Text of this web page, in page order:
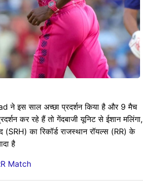
ने इस साल अच्छा प्रदर्शन किया है और 9 मैच
कर रहे हैं तो गेंदबाजी यूनिट से ईशान मलिंगा,
(SRH) का रिकॉर्ड राजस्थान रॉयल्स (RR) के
है
Match